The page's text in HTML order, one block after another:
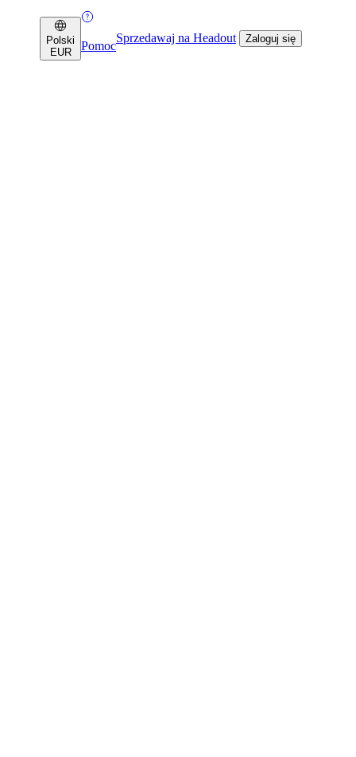
Polski
EUR
Pomoc
Sprzedawaj na Headout Zaloguj się